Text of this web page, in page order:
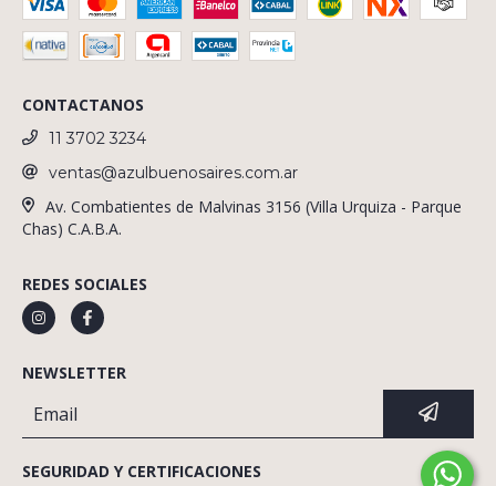
CONTACTANOS
11 3702 3234
ventas@azulbuenosaires.com.ar
Av. Combatientes de Malvinas 3156 (Villa Urquiza - Parque
Chas) C.A.B.A.
REDES SOCIALES
NEWSLETTER
SEGURIDAD Y CERTIFICACIONES